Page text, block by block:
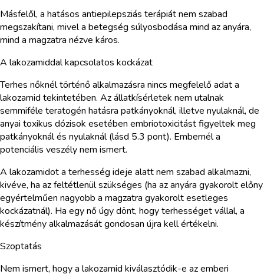
Másfelől, a hatásos antiepilepsziás terápiát nem szabad
megszakítani, mivel a betegség súlyosbodása mind az anyára,
mind a magzatra nézve káros.
A lakozamiddal kapcsolatos kockázat
Terhes nőknél történő alkalmazásra nincs megfelelő adat a
lakozamid tekintetében. Az állatkísérletek nem utalnak
semmiféle teratogén hatásra patkányoknál, illetve nyulaknál, de
anyai toxikus dózisok esetében embriotoxicitást figyeltek meg
patkányoknál és nyulaknál (lásd 5.3 pont). Embernél a
potenciális veszély nem ismert.
A lakozamidot a terhesség ideje alatt nem szabad alkalmazni,
kivéve, ha az feltétlenül szükséges (ha az anyára gyakorolt előny
egyértelműen nagyobb a magzatra gyakorolt esetleges
kockázatnál). Ha egy nő úgy dönt, hogy terhességet vállal, a
készítmény alkalmazását gondosan újra kell értékelni.
Szoptatás
Nem ismert, hogy a lakozamid kiválasztódik-e az emberi